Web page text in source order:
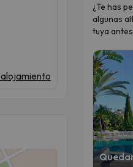
¿Te has
algunas
tuya